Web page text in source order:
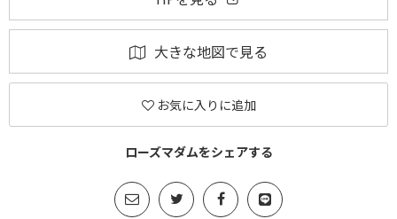
大きな地図で見る
お気に入りに追加
ローズマダムをシェアする